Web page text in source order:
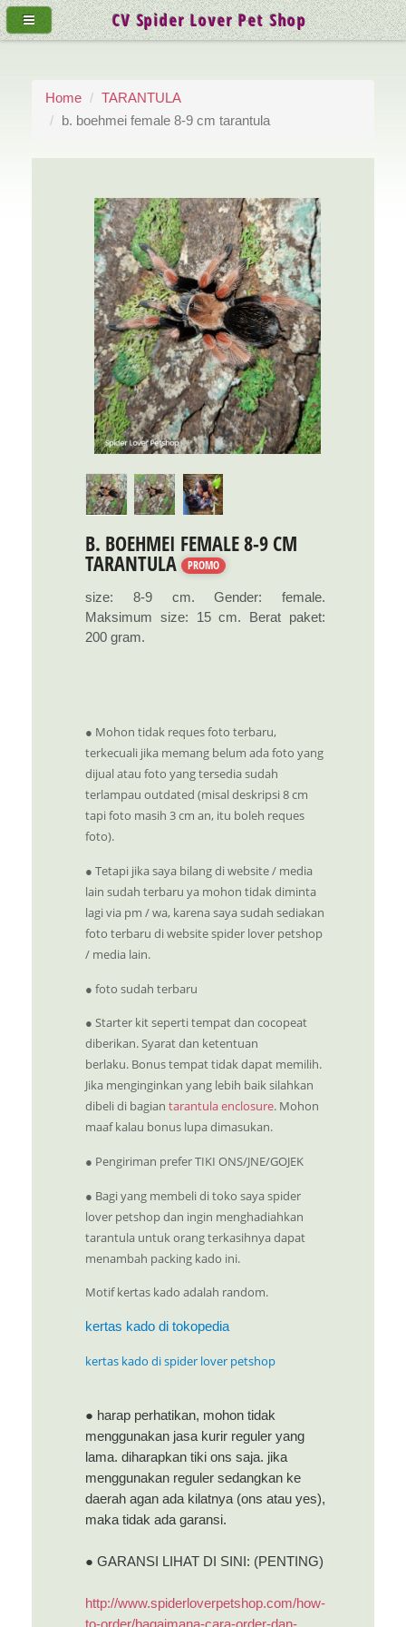
Home
TARANTULA
b. boehmei female 8-9 cm tarantula
B. BOEHMEI FEMALE 8-9 CM
TARANTULA PROMO
size: 8-9 cm. Gender: female.
Maksimum size: 15 cm. Berat paket:
200 gram.
● Mohon tidak reques foto terbaru,
terkecuali jika memang belum ada foto yang
dijual atau foto yang tersedia sudah
terlampau outdated (misal deskripsi 8 cm
tapi foto masih 3 cm an, itu boleh reques
foto).
● Tetapi jika saya bilang di website / media
lain sudah terbaru ya mohon tidak diminta
lagi via pm / wa, karena saya sudah sediakan
foto terbaru di website spider lover petshop
/ media lain.
● foto sudah terbaru
● Starter kit seperti tempat dan cocopeat
diberikan. Syarat dan ketentuan
berlaku. Bonus tempat tidak dapat memilih.
Jika menginginkan yang lebih baik silahkan
dibeli di bagian tarantula enclosure. Mohon
maaf kalau bonus lupa dimasukan.
● Pengiriman prefer TIKI ONS/JNE/GOJEK
● Bagi yang membeli di toko saya spider
lover petshop dan ingin menghadiahkan
tarantula untuk orang terkasihnya dapat
menambah packing kado ini.
Motif kertas kado adalah random.
kertas kado di tokopedia
kertas kado di spider lover petshop
● harap perhatikan, mohon tidak
menggunakan jasa kurir reguler yang
lama. diharapkan tiki ons saja. jika
menggunakan reguler sedangkan ke
daerah agan ada kilatnya (ons atau yes),
maka tidak ada garansi.
● GARANSI LIHAT DI SINI: (PENTING)
http://www.spiderloverpetshop.com/how-
CV Spider Lover Pet Shop